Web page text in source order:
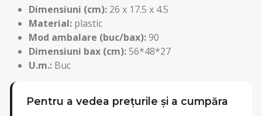
Dimensiuni (cm): 26 x 17.5 x 4.5
Material: plastic
Mod ambalare (buc/bax):90
Dimensiuni bax (cm):56*48*27
U.m.: Buc
Pentru a vedea prețurile și a cumpăra